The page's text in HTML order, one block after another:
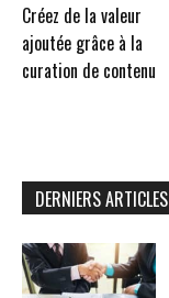
Créez de la valeur
ajoutée grâce à la
curation de contenu
DERNIERS ARTICLES